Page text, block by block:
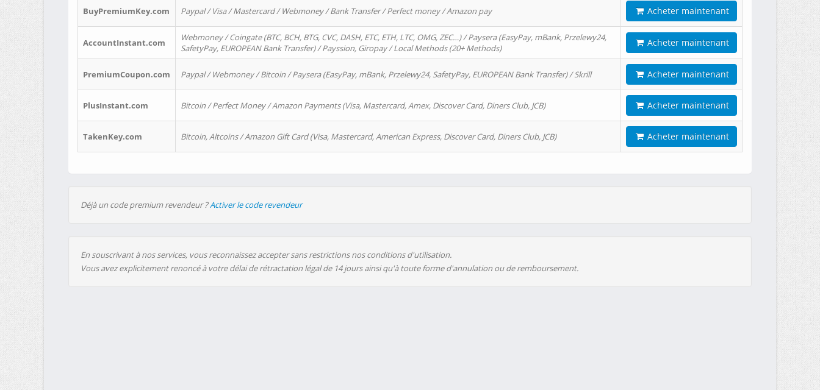
BuyPremiumKey.com Paypal / Visa / Mastercard / Webmoney / Bank Transfer / Perfect money / Amazon pay Acheter maintenant
AccountInstant.com
Webmoney / Coingate (BTC, BCH, BTG, CVC, DASH, ETC, ETH, LTC, OMG, ZEC…) / Paysera (EasyPay, mBank, Przelewy24,
SafetyPay, EUROPEAN Bank Transfer) / Payssion, Giropay / Local Methods (20+ Methods)
Acheter maintenant
PremiumCoupon.com Paypal / Webmoney / Bitcoin / Paysera (EasyPay, mBank, Przelewy24, SafetyPay, EUROPEAN Bank Transfer) / Skrill Acheter maintenant
PlusInstant.com Bitcoin / Perfect Money / Amazon Payments (Visa, Mastercard, Amex, Discover Card, Diners Club, JCB) Acheter maintenant
TakenKey.com Bitcoin, Altcoins / Amazon Gift Card (Visa, Mastercard, American Express, Discover Card, Diners Club, JCB) Acheter maintenant
Déjà un code premium revendeur ?Activer le code revendeur
En souscrivant à nos services, vous reconnaissez accepter sans restrictions nos conditions d'utilisation.
Vous avez explicitement renoncé à votre délai de rétractation légal de 14 jours ainsi qu'à toute forme d'annulation ou de remboursement.